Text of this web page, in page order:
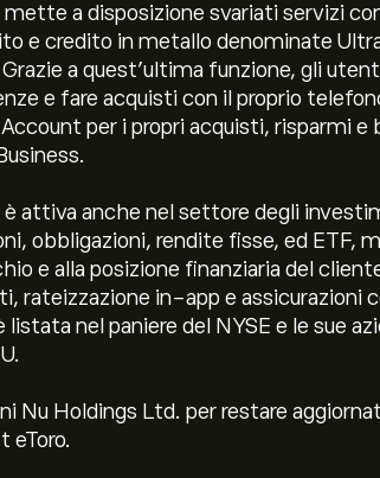
mette a disposizione svariati servizi
e credito in metallo denominate
a quest'ultima funzione, gli
e fare acquisti con il proprio
Account per i propri acquisti, risparmi
è attiva anche nel settore degli
obbligazioni, rendite fisse, ed ETF,
e alla posizione finanziaria del
rateizzazione in-app e assicurazioni
listata nel paniere del NYSE e le sue
Nu Holdings Ltd. per restare
eToro.